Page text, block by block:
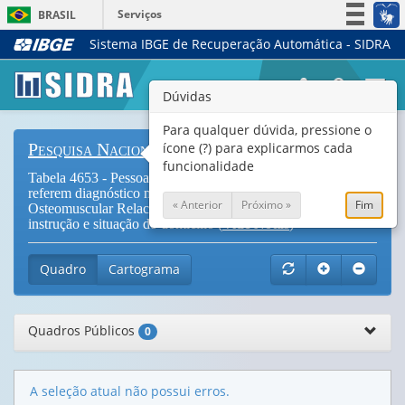
BRASIL
Serviços
Simplifique!
Legislação
Canais
Sistema IBGE de Recuperação Automática - SIDRA
Pesquisa Nacional de Saúde
Tabela 4653 - Pessoas de 18 anos ou mais de idade que
referem diagnóstico médico de DORT (Distúrbio
Osteomuscular Relacionado ao Trabalho), por nível de
instrução e situação do domicílio (Vide Notas)
Quadro Cartograma
Quadros Públicos 0
A seleção atual não possui erros.
Dúvidas
Para qualquer dúvida, pressione o
ícone (?) para explicarmos cada
funcionalidade
« Anterior Próximo » Fim